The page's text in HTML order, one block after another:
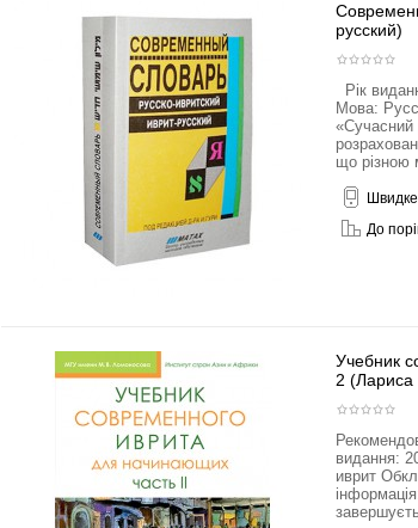
русский)
Рік
Мова:
«Сучасний
що різною
До
Учебник
2
видання:
иврит